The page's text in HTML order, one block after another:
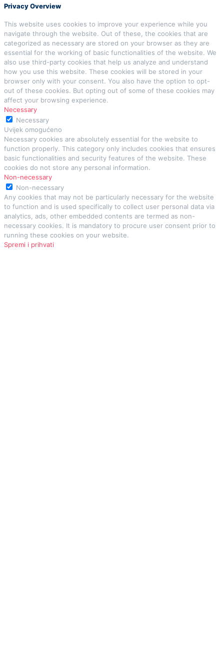
Privacy Overview
This website uses cookies to improve your experience while you
navigate through the website. Out of these, the cookies that are
categorized as necessary are stored on your browser as they are
essential for the working of basic functionalities of the website. We
also use third-party cookies that help us analyze and understand
how you use this website. These cookies will be stored in your
browser only with your consent. You also have the option to opt-
out of these cookies. But opting out of some of these cookies may
affect your browsing experience.
Necessary
Necessary
Uvijek omogućeno
Necessary cookies are absolutely essential for the website to
function properly. This category only includes cookies that ensures
basic functionalities and security features of the website. These
cookies do not store any personal information.
Non-necessary
Non-necessary
Any cookies that may not be particularly necessary for the website
to function and is used specifically to collect user personal data via
analytics, ads, other embedded contents are termed as non-
necessary cookies. It is mandatory to procure user consent prior to
running these cookies on your website.
Spremi i prihvati